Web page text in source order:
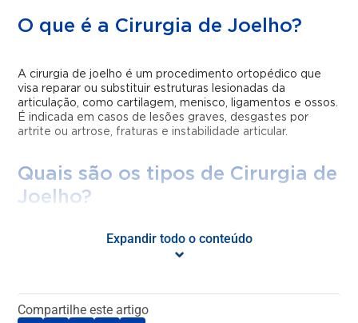
O que é a Cirurgia de Joelho?
A cirurgia de joelho é um procedimento ortopédico que
visa reparar ou substituir estruturas lesionadas da
articulação, como cartilagem, menisco, ligamentos e ossos.
É indicada em casos de lesões graves, desgastes por
artrite ou artrose, fraturas e instabilidade articular.
Quais são os tipos de Cirurgia de
Joelho?
Artroscopia do Joelho– procedimento minimamente
invasivo para tratar lesões de cartilagem, menisco e
Reconstrução do Ligamento Cruzado Anterior
(LCA) – substituição do ligamento rompido por um
Expandir todo o conteúdo
Compartilhe este artigo